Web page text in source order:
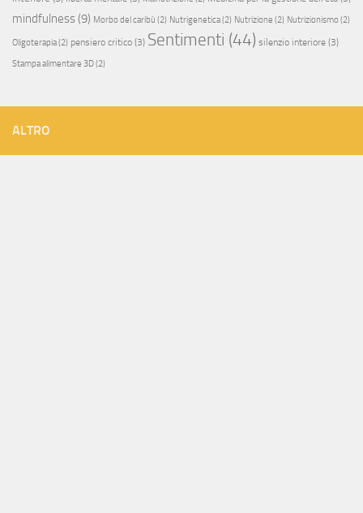
mindfulness (9) Morbo del caribù (2) Nutrigenetica(2) Nutrizione (2) Nutrizionismo (2)
Oligoterapia(2) pensiero critico (3) Sentimenti (44) silenzio interiore (3)
Stampa alimentare 3D(2)
ALTRO